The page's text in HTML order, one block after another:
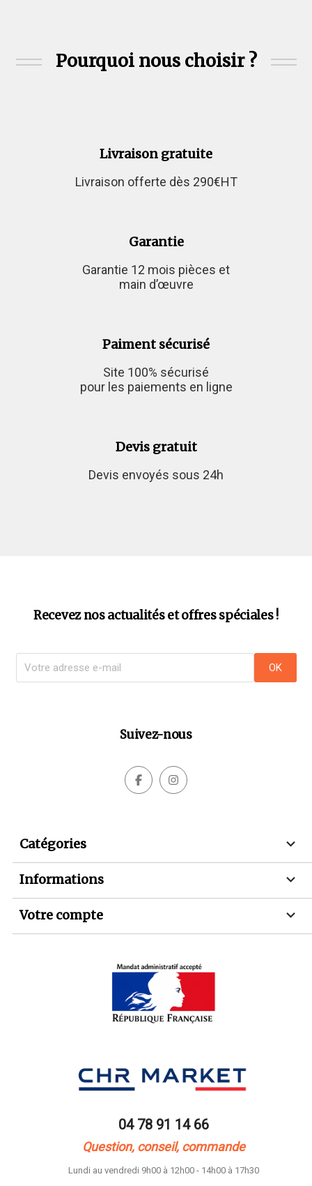
Pourquoi nous choisir ?
Livraison gratuite
Livraison offerte dès 290€HT
Garantie
Garantie 12 mois pièces et
main d’œuvre
Paiment sécurisé
Site 100% sécurisé
pour les paiements en ligne
Devis gratuit
Devis envoyés sous 24h
Recevez nos actualités et offres spéciales !
Suivez-nous
 
Catégories 
Informations 
Votre compte 
04 78 91 14 66
Question, conseil, commande
Lundi au vendredi 9h00 à 12h00 - 14h00 à 17h30